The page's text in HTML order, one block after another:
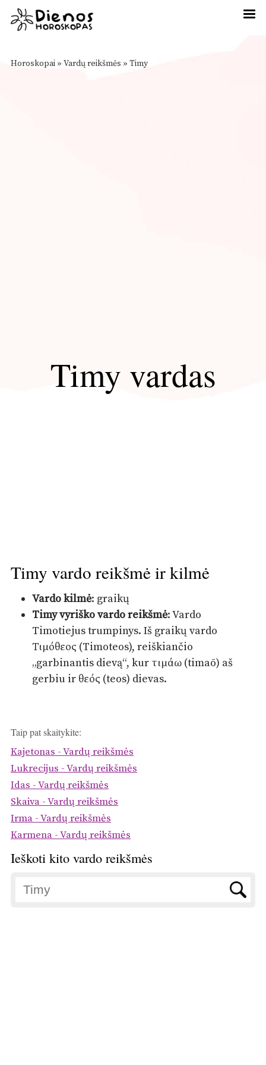
Horoskopai » Vardų reikšmės » Timy
Timy vardas
Timy vardo reikšmė ir kilmė
Vardo kilmė: graikų
Timy vyriško vardo reikšmė: Vardo
Timotiejus trumpinys. Iš graikų vardo
Τιμόθεος (Timoteos), reiškiančio
„garbinantis dievą“, kur τιμάω (timaō) aš
gerbiu ir θεός (teos) dievas.
Taip pat skaitykite:
Kajetonas - Vardų reikšmės
Lukrecijus - Vardų reikšmės
Idas - Vardų reikšmės
Skaiva - Vardų reikšmės
Irma - Vardų reikšmės
Karmena - Vardų reikšmės
Ieškoti kito vardo reikšmės